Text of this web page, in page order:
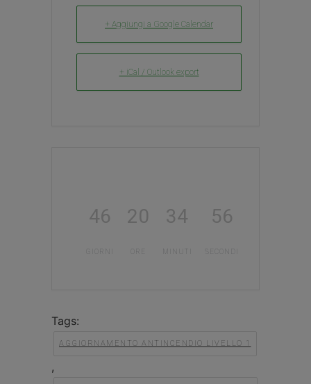
+ Aggiungi a Google Calendar
+ iCal / Outlook export
46 20 34 55
Tags:
AGGIORNAMENTO ANTINCENDIO LIVELLO 1
,